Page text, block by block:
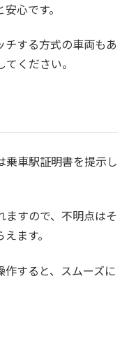
心です。
する方式の車両もあ
ください。
乗車駅証明書を提示し
ますので、不明点はそ
ます。
すると、スムーズに